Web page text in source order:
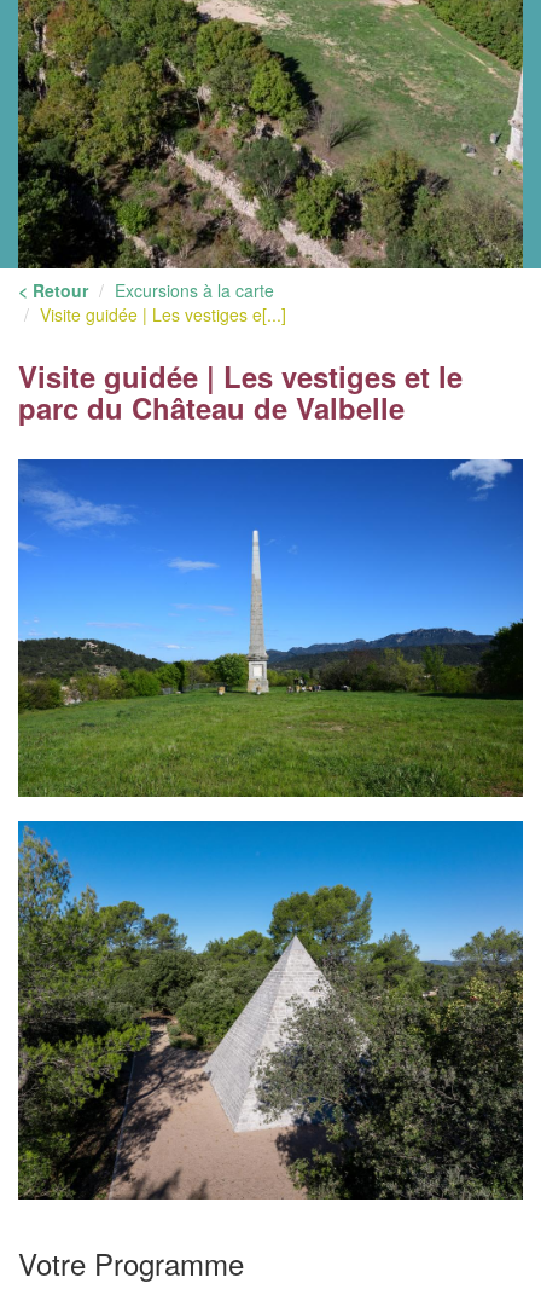
< Retour
Excursions à la carte
Visite guidée | Les vestiges e[...]
Visite guidée | Les vestiges et le
parc du Château de Valbelle
Votre Programme